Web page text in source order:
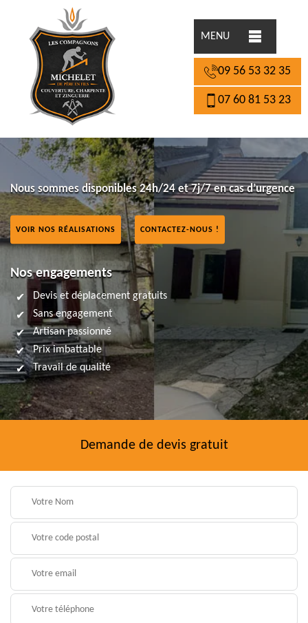
MENU
09 56 53 32 35
07 60 81 53 23
Nous sommes disponibles 24h/24 et 7j/7 en cas d’urgence
VOIR NOS RÉALISATIONS CONTACTEZ-NOUS !
Nos engagements
Devis et déplacement gratuits
Sans engagement
Artisan passionné
Prix imbattable
Travail de qualité
Demande de devis gratuit